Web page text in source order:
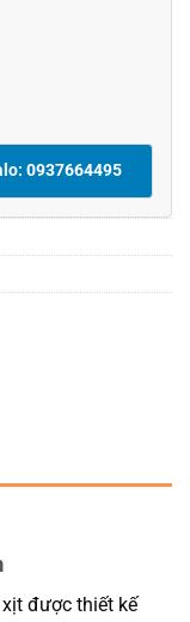
0937664495
được thiết kế